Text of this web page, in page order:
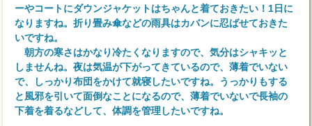
ーやコートにダウンジャケットはちゃんと着ておきたい！1日に
なりますね。折り畳み傘などの雨具はカバンに忍ばせておきた
いですね。
朝方の寒さはかなり冷たくなりますので、気分はシャキッと
しませんね。夜は気温が下がってきているので、薄着でいない
で、しっかり布団をかけて就寝したいですね。うっかりもする
と風邪を引いて面倒なことになるので、薄着でいないで長袖の
下着を着るなどして、体調を管理したいですね。